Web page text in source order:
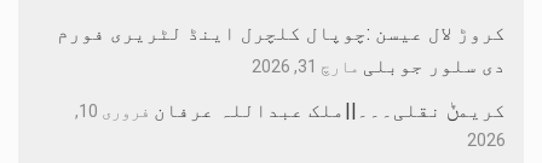
کروڑ لال عیسن :چوپال کلچرل اینڈ لٹریری فورم
دی سلور جوبلی مارچ 31, 2026
کریمݨ نقلی۔۔۔||ملک عبداللہ عرفان
فروری 10,
2026